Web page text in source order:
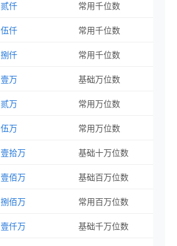
贰仟 常用千位数
伍仟 常用千位数
捌仟 常用千位数
壹万 基础万位数
贰万 常用万位数
伍万 常用万位数
壹拾万 基础十万位数
壹佰万 基础百万位数
捌佰万 常用百万位数
壹仟万 基础千万位数